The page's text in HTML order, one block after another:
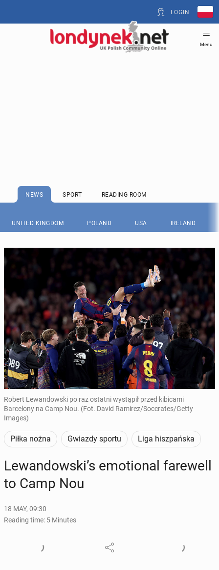
LOGIN
Menu
NEWS SPORT READING ROOM
UNITED KINGDOM POLAND USA IRELAND
Robert Lewandowski po raz ostatni wystąpił przed kibicami
Barcelony na Camp Nou. (Fot. David Ramirez/Soccrates/Getty
Images)
Piłka nożna Gwiazdy sportu Liga hiszpańska
Lewandows­ki’s emo­tion­al farewell
to Camp Nou
18 MAY, 09:30
Reading time: 5 Minutes